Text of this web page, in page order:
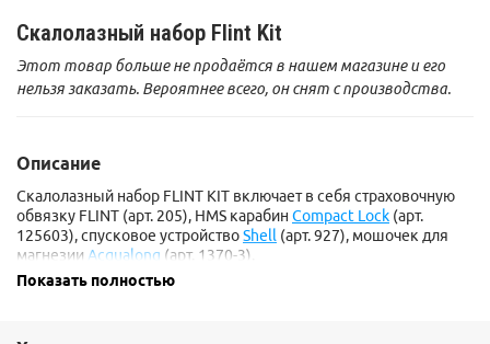
Скалолазный набор Flint Kit
Этот товар больше не продаётся в нашем магазине и его
нельзя заказать. Вероятнее всего, он снят с производства.
Описание
Скалолазный набор FLINT KIT включает в себя страховочную
обвязку FLINT (арт. 205), HMS карабин Compact Lock (арт.
125603), спусковое устройствоShell (арт. 927), мошочек для
магнезии Acqualong (арт. 1370-3).
Набор доступен в трех размерах:
Показать полностью